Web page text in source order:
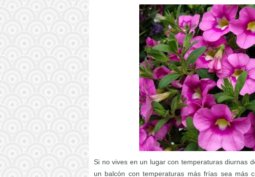
Si no vives en un lugar con temperaturas diurnas
un balcón con temperaturas más frías sea más